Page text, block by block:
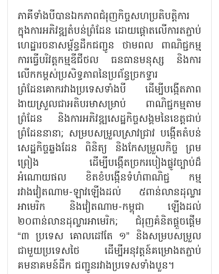
ភាគីទាំងបីបានឯកភាពជំរុញកិច្ចសហប្រតិបត្តិការ
ក្នុងការអភិវឌ្ឍតំបន់ព្រំដែន ដោយផ្តោតលើការតភ្ជាប់
ហេដ្ឋារចនាសម្ព័ន្ធដឹកជញ្ជូន ថាមពល ពាណិជ្ជកម្ម
ការធ្វើបរិវត្តកម្មឌីជីថល ធនធានមនុស្ស និងការ
លើកកម្ពស់ប្រសិទ្ធភាពនៃប្រព័ន្ធច្រកទ្វារ
ព្រំដែនគោករវាងប្រទេសទាំងបី ដើម្បីបង្កើតភាព
ងាយស្រួលជាអតិបរមាសម្រាប់ ពាណិជ្ជកម្មតាម
ព្រំដែន និងការអភិវឌ្ឍសេដ្ឋកិច្ចសង្គមនៃខេត្តជាប់
ព្រំដែននានា; សម្របសម្រួលស្រាវជ្រាវ បង្កើតតំបន់
សេដ្ឋកិច្ចឆ្លងដែន ពិនិត្យ និងកែសម្រួលកិច្ច ព្រម
ព្រៀង ដើម្បីបង្កើតច្រករបៀងផ្លូវច្បាប់ដ៏
អំណោយផល ខិតខំបង្កើនទំហំពាណិជ្ជ កម្ម
រវាងវៀតណាម-ឡាវឡើងដល់ ៥ពាន់លានដុល្លារ
អាមេរិក និងវៀតណាម-កម្ពុជា ឡើងដល់
២០ពាន់លានដុល្លារអាមេរិក; ជំរុញគំនិតផ្តួចផ្តើម
“៣ ប្រទេស គោលដៅតែ ១” និងសម្របសម្រួល
ជាមួយប្រទេសថៃ ដើម្បីអនុវត្តន៍គម្រោងតភ្ជាប់
គមនាគមន៍ដឹក ជញ្ជូនរវាងប្រទេសទាំងបួន។